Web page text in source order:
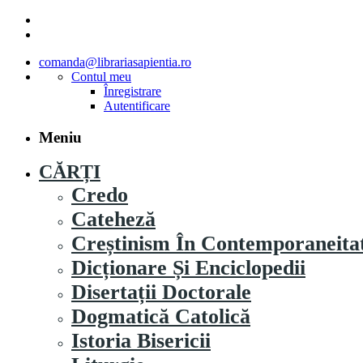
comanda@librariasapientia.ro
Contul meu
Înregistrare
Autentificare
Meniu
CĂRȚI
Credo
Cateheză
Creștinism În
Dicționare Și Enciclopedii
Disertații Doctorale
Dogmatică Catolică
Istoria Bisericii